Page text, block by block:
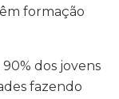
formação
dos jovens
fazendo